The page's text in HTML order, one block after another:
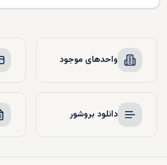
واحدهای موجود
دانلود بروشور